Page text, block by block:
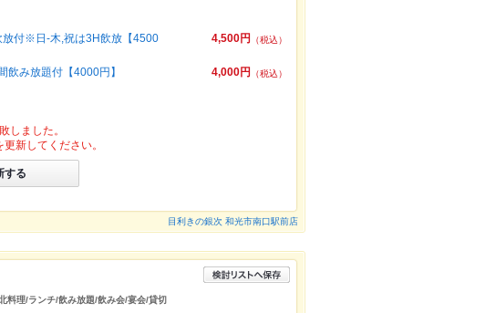
4,500円
（税込）
付※日-木,祝は3H飲放【4500
4,000円
（税込）
み放題付【4000円】
しました。
新してください。
する
目利きの銀次 和光市南口駅前店
料理/ランチ/飲み放題/飲み会/宴会/貸切